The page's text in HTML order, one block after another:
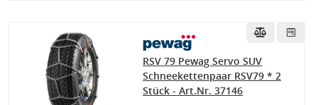
RSV 79 Pewag Servo SUV
Schneekettenpaar RSV79 * 2
Stück - Art.Nr. 37146